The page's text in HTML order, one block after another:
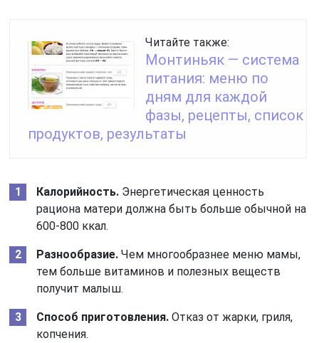
Читайте также:
Монтиньяк — система
питания: меню по
дням для каждой
фазы, рецепты, список
продуктов, результаты
Калорийность. Энергетическая ценность
рациона матери должна быть больше обычной на
600-800 ккал.
Разнообразие. Чем многообразнее меню мамы,
тем больше витаминов и полезных веществ
получит малыш.
Способ приготовления. Отказ от жарки, гриля,
копчения.